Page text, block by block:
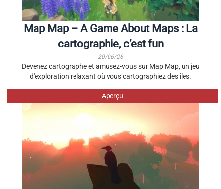
Map Map – A Game About Maps : La
cartographie, c’est fun
20/06/26
Devenez cartographe et amusez-vous sur Map Map, un jeu
d'exploration relaxant où vous cartographiez des îles.
Aperçu